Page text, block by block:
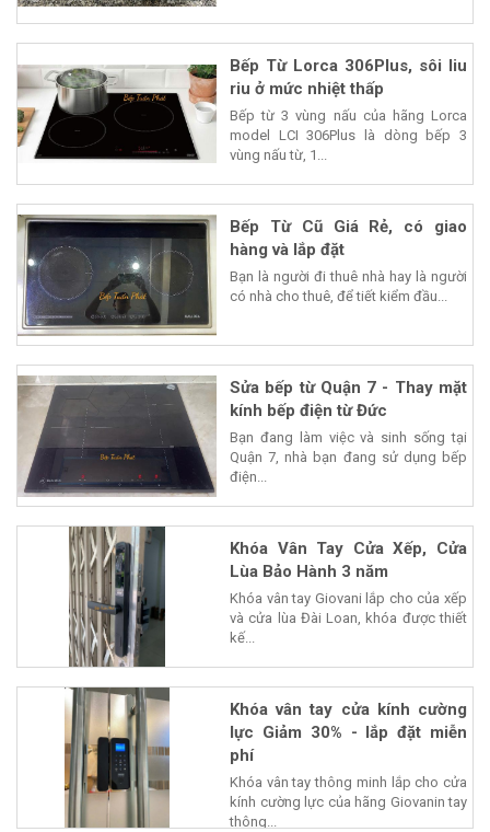
Bếp Từ Lorca 306Plus, sôi liu
riu ở mức nhiệt thấp
Bếp từ 3 vùng nấu của hãng Lorca
model LCI 306Plus là dòng bếp 3
vùng nấu từ, 1...
Bếp Từ Cũ Giá Rẻ, có giao
hàng và lắp đặt
Bạn là người đi thuê nhà hay là người
có nhà cho thuê, để tiết kiểm đầu...
Sửa bếp từ Quận 7 - Thay mặt
kính bếp điện từ Đức
Bạn đang làm việc và sinh sống tại
Quận 7, nhà bạn đang sử dụng bếp
điện...
Khóa Vân Tay Cửa Xếp, Cửa
Lùa Bảo Hành 3 năm
Khóa vân tay Giovani lắp cho của xếp
và cửa lùa Đài Loan, khóa được thiết
kế...
Khóa vân tay cửa kính cường
lực Giảm 30% - lắp đặt miễn
phí
Khóa vân tay thông minh lắp cho cửa
kính cường lực của hãng Giovanin tay
thông...